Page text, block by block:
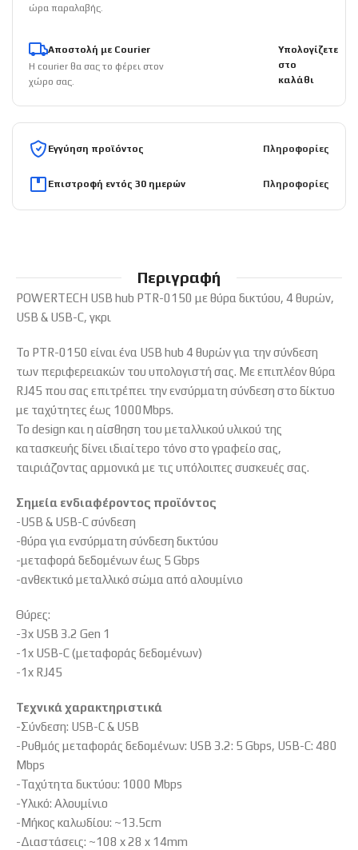
ώρα παραλαβής.
Αποστολή με Courier
Η courier θα σας το φέρει στον
χώρο σας.
Υπολογίζετε
στο
καλάθι
Εγγύηση προϊόντος Πληροφορίες
Επιστροφή εντός 30 ημερών Πληροφορίες
Περιγραφή
POWERTECH USB hub PTR-0150 με θύρα δικτύου, 4 θυρών,
USB & USB-C, γκρι
Το PTR-0150 είναι ένα USB hub 4 θυρών για την σύνδεση
των περιφερειακών του υπολογιστή σας. Με επιπλέον θύρα
RJ45 που σας επιτρέπει την ενσύρματη σύνδεση στο δίκτυο
με ταχύτητες έως 1000Mbps.
Το design και η αίσθηση του μεταλλικού υλικού της
κατασκευής δίνει ιδιαίτερο τόνο στο γραφείο σας,
ταιριάζοντας αρμονικά με τις υπόλοιπες συσκευές σας.
Σημεία ενδιαφέροντος προϊόντος
-USB & USB-C σύνδεση
-θύρα για ενσύρματη σύνδεση δικτύου
-μεταφορά δεδομένων έως 5 Gbps
-ανθεκτικό μεταλλικό σώμα από αλουμίνιο
Θύρες:
-3x USB 3.2 Gen 1
-1x USB-C (μεταφοράς δεδομένων)
-1x RJ45
Τεχνικά χαρακτηριστικά
-Σύνδεση: USB-C & USB
-Ρυθμός μεταφοράς δεδομένων: USB 3.2: 5 Gbps, USB-C: 480
Mbps
-Ταχύτητα δικτύου: 1000 Mbps
-Υλικό: Αλουμίνιο
-Μήκος καλωδίου: ~13.5cm
-Διαστάσεις: ~108 x 28 x 14mm